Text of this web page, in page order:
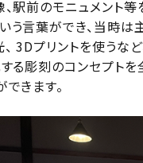
駅前のモニュメント
言葉ができ、当時は
3Dプリントを使うな
る彫刻のコンセプト
きます。